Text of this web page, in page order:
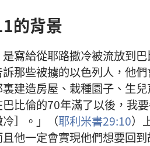
的背景
寫給從耶路撒冷被流放到巴
那些被擄的以色列人，他
建造房屋、栽種園子、生
比倫的70年滿了以後，我
］。」（耶利米書29:10）
他一定會實現他們想要回